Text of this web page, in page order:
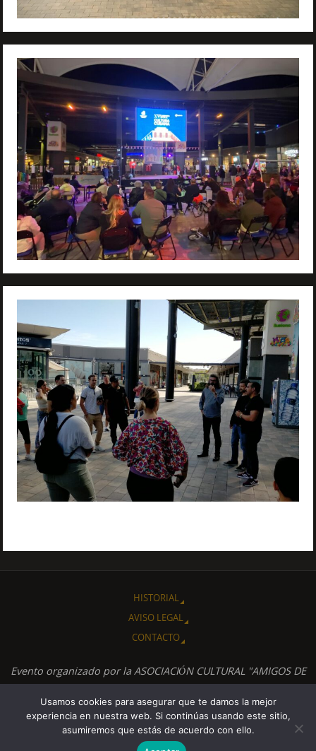
HISTORIAL
AVISO LEGAL
CONTACTO
Evento organizado por la ASOCIACIÓN CULTURAL "AMIGOS DE
FUNCIONA CONPARABOLA&WORDPRESS.
Usamos cookies para asegurar que te damos la mejor
experiencia en nuestra web. Si continúas usando este sitio,
asumiremos que estás de acuerdo con ello.